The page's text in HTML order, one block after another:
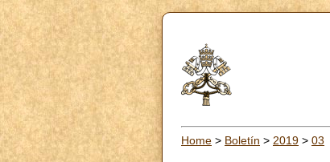
Home > Boletín > 2019 > 03